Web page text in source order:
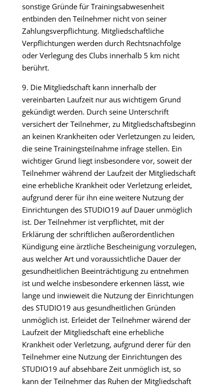
sonstige Gründe für Trainingsabwesenheit
entbinden den Teilnehmer nicht von seiner
Zahlungsverpflichtung. Mitgliedschaftliche
Verpflichtungen werden durch Rechtsnachfolge
oder Verlegung des Clubs innerhalb 5 km nicht
berührt.
9. Die Mitgliedschaft kann innerhalb der
vereinbarten Laufzeit nur aus wichtigem Grund
gekündigt werden. Durch seine Unterschrift
versichert der Teilnehmer, zu Mitgliedschaftsbeginn
an keinen Krankheiten oder Verletzungen zu leiden,
die seine Trainingsteilnahme infrage stellen. Ein
wichtiger Grund liegt insbesondere vor, soweit der
Teilnehmer während der Laufzeit der Mitgliedschaft
eine erhebliche Krankheit oder Verletzung erleidet,
aufgrund derer für ihn eine weitere Nutzung der
Einrichtungen des STUDIO19 auf Dauer unmöglich
ist. Der Teilnehmer ist verpflichtet, mit der
Erklärung der schriftlichen außerordentlichen
Kündigung eine ärztliche Bescheinigung vorzulegen,
aus welcher Art und voraussichtliche Dauer der
gesundheitlichen Beeinträchtigung zu entnehmen
ist und welche insbesondere erkennen lässt, wie
lange und inwieweit die Nutzung der Einrichtungen
des STUDIO19 aus gesundheitlichen Gründen
unmöglich ist. Erleidet der Teilnehmer wärend der
Laufzeit der Mitgliedschaft eine erhebliche
Krankheit oder Verletzung, aufgrund derer für den
Teilnehmer eine Nutzung der Einrichtungen des
STUDIO19 auf absehbare Zeit unmöglich ist, so
kann der Teilnehmer das Ruhen der Mitgliedschaft